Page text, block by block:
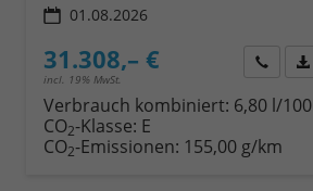
01.08.2026
31.308,– €
incl. 19% MwSt.
Wir
Verbrauch kombiniert: 6,80 l/
CO2-Klasse: E
CO2-Emissionen: 155,00 g/km